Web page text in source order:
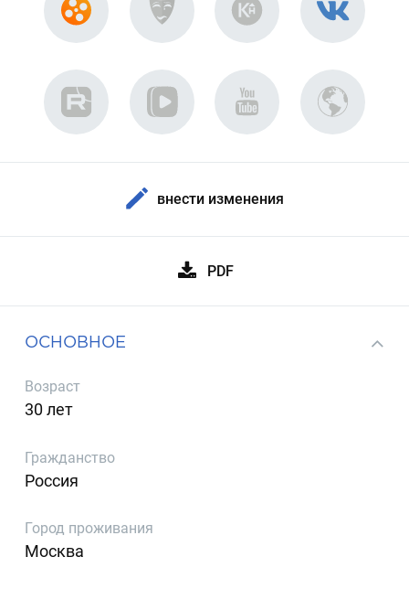
внести изменения
PDF
ОСНОВНОЕ
Возраст
30 лет
Гражданство
Россия
Город проживания
Москва